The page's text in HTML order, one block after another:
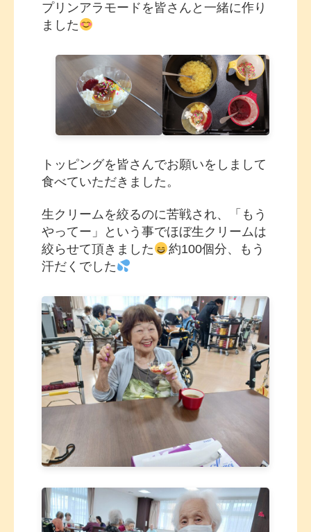
プリンアラモードを皆さんと一緒に作り
ました
トッピングを皆さんでお願いをしまして
食べていただきました。
生クリームを絞るのに苦戦され、「もう
やってー」という事でほぼ生クリームは
絞らせて頂きました
約100個分、もう
汗だくでした